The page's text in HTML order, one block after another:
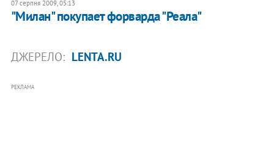
07 серпня 2009, 05:13
"Милан" покупает форварда "Реала"
ДЖЕРЕЛО: LENTA.RU
РЕКЛАМА